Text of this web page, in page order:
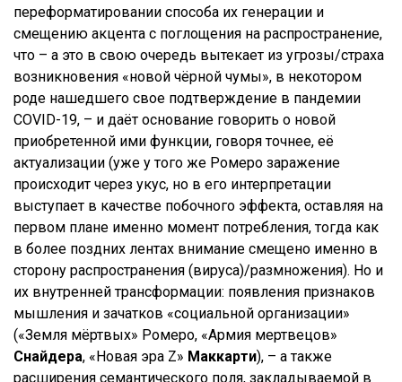
переформатировании способа их генерации и
смещению акцента с поглощения на распространение,
что – а это в свою очередь вытекает из угрозы/страха
возникновения «новой чёрной чумы», в некотором
роде нашедшего свое подтверждение в пандемии
COVID-19, – и даёт основание говорить о новой
приобретенной ими функции, говоря точнее, её
актуализации (уже у того же Ромеро заражение
происходит через укус, но в его интерпретации
выступает в качестве побочного эффекта, оставляя на
первом плане именно момент потребления, тогда как
в более поздних лентах внимание смещено именно в
сторону распространения (вируса)/размножения). Но и
их внутренней трансформации: появления признаков
мышления и зачатков «социальной организации»
(«Земля мёртвых» Ромеро, «Армия мертвецов»
Снайдера, «Новая эра Z» Маккарти), – а также
расширения семантического поля, закладываемой в